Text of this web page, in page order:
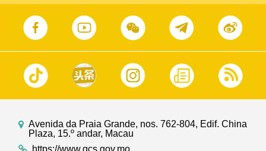
Avenida da Praia Grande, nos. 762-804, Edif. China
Plaza, 15.º andar, Macau
https://www.gcs.gov.mo